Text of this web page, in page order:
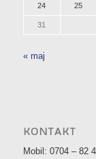
24 25
31
« maj
KONTAKT
Mobil: 0704 – 82